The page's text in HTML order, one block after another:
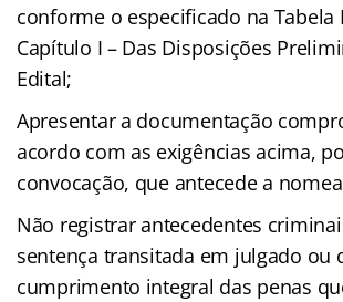
conforme o especificado na Tabela
Capítulo I – Das Disposições
Edital;
Apresentar a documentação
acordo com as exigências acima,
convocação, que antecede a
Não registrar antecedentes
sentença transitada em julgado ou
cumprimento integral das penas